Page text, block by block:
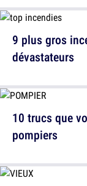
9 plus gros
dévastateurs
10 trucs que
pompiers